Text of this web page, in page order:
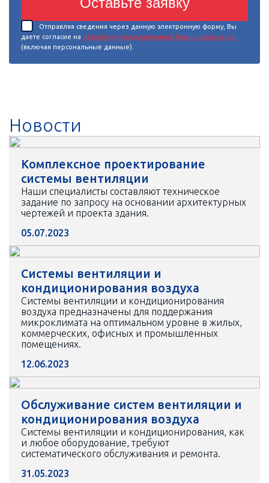
Отправляя сведения через данную электронную форму, Вы
даете согласие на обработку представленной Вами информации
(включая персональные данные).
Новости
Комплексное проектирование
системы вентиляции
Наши специалисты составляют техническое
задание по запросу на основании архитектурных
чертежей и проекта здания.
05.07.2023
Системы вентиляции и
кондиционирования воздуха
Системы вентиляции и кондиционирования
воздуха предназначены для поддержания
микроклимата на оптимальном уровне в жилых,
коммерческих, офисных и промышленных
помещениях.
12.06.2023
Обслуживание систем вентиляции и
кондиционирования воздуха
Системы вентиляции и кондиционирования, как
и любое оборудование, требуют
систематического обслуживания и ремонта.
31.05.2023